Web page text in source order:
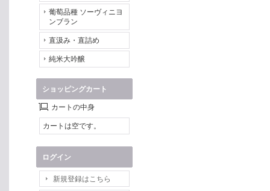
葡萄品種 ソーヴィニヨ
ンブラン
直汲み・直詰め
純米大吟醸
ショッピングカート
カートの中身
カートは空です。
ログイン
新規登録はこちら